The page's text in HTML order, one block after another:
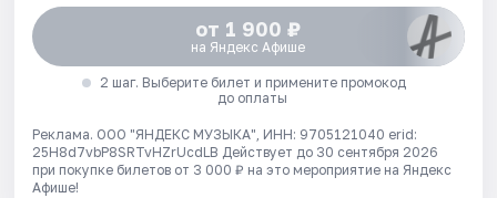
от 1 900 ₽
на Яндекс Афише
2 шаг. Выберите билет и примените промокод
до оплаты
Реклама. ООО "ЯНДЕКС МУЗЫКА", ИНН: 9705121040 erid:
25H8d7vbP8SRTvHZrUcdLB Действует до 30 сентября 2026
при покупке билетов от 3 000 ₽ на это мероприятие на Яндекс
Афише!